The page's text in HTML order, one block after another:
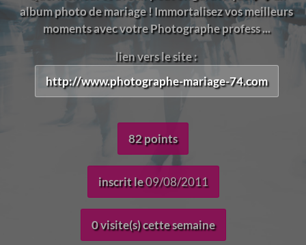
album photo de mariage ! Immortalisez vos meilleurs
moments avec votre Photographe profess ...
lien vers le site :
http://www.photographe-mariage-74.com
82 points
inscrit le09/08/2011
0 visite(s) cette semaine